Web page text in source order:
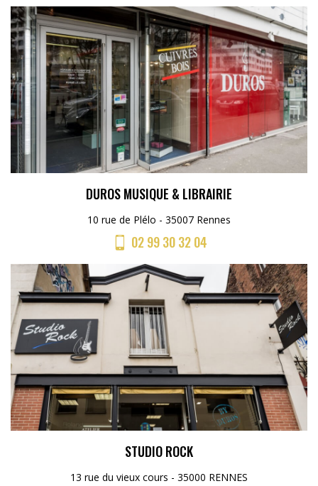
DUROS MUSIQUE & LIBRAIRIE
10 rue de Plélo - 35007 Rennes
02 99 30 32 04
STUDIO ROCK
13 rue du vieux cours - 35000 RENNES